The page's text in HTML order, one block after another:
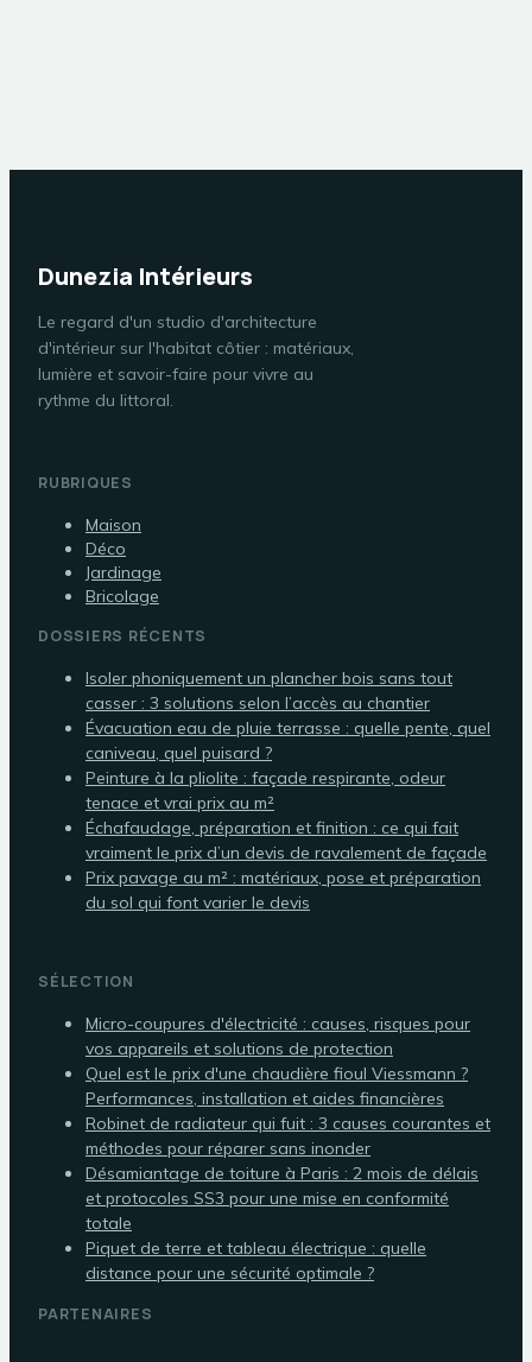
Dunezia Intérieurs
Le regard d'un studio d'architecture
d'intérieur sur l'habitat côtier : matériaux,
lumière et savoir-faire pour vivre au
rythme du littoral.
RUBRIQUES
Maison
Déco
Jardinage
Bricolage
DOSSIERS RÉCENTS
Isoler phoniquement un plancher bois sans tout
casser : 3 solutions selon l’accès au chantier
Évacuation eau de pluie terrasse : quelle pente, quel
caniveau, quel puisard ?
Peinture à la pliolite : façade respirante, odeur
tenace et vrai prix au m²
Échafaudage, préparation et finition : ce qui fait
vraiment le prix d’un devis de ravalement de façade
Prix pavage au m² : matériaux, pose et préparation
du sol qui font varier le devis
SÉLECTION
Micro-coupures d'électricité : causes, risques pour
vos appareils et solutions de protection
Quel est le prix d'une chaudière fioul Viessmann ?
Performances, installation et aides financières
Robinet de radiateur qui fuit : 3 causes courantes et
méthodes pour réparer sans inonder
Désamiantage de toiture à Paris : 2 mois de délais
et protocoles SS3 pour une mise en conformité
totale
Piquet de terre et tableau électrique : quelle
distance pour une sécurité optimale ?
PARTENAIRES